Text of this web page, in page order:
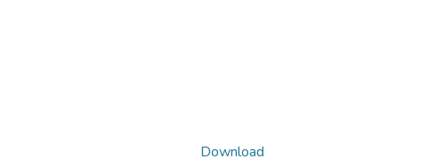
Download